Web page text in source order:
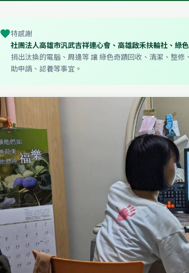
favorite特感謝
社團法人高雄市汎武吉祥連心會、高雄啟禾扶輪社、綠
捐出汰換的電腦、周邊等 讓 綠色奇蹟回收、清潔、整
助申請、認養等事宜。